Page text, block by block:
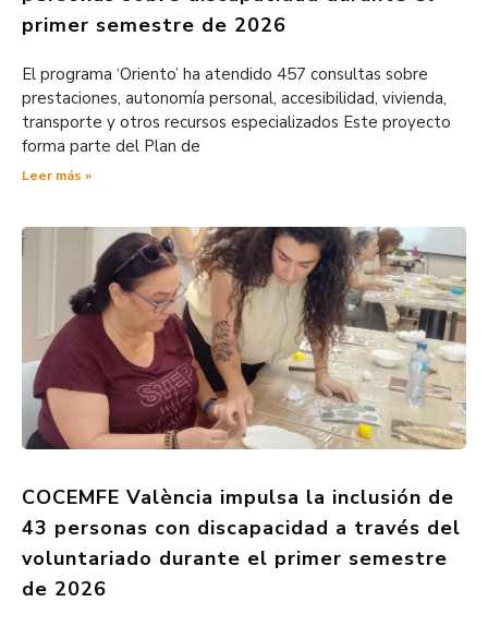
primer semestre de 2026
El programa ‘Oriento’ ha atendido 457 consultas sobre
prestaciones, autonomía personal, accesibilidad, vivienda,
transporte y otros recursos especializados Este proyecto
forma parte del Plan de
Leer más »
COCEMFE València impulsa la inclusión de
43 personas con discapacidad a través del
voluntariado durante el primer semestre
de 2026